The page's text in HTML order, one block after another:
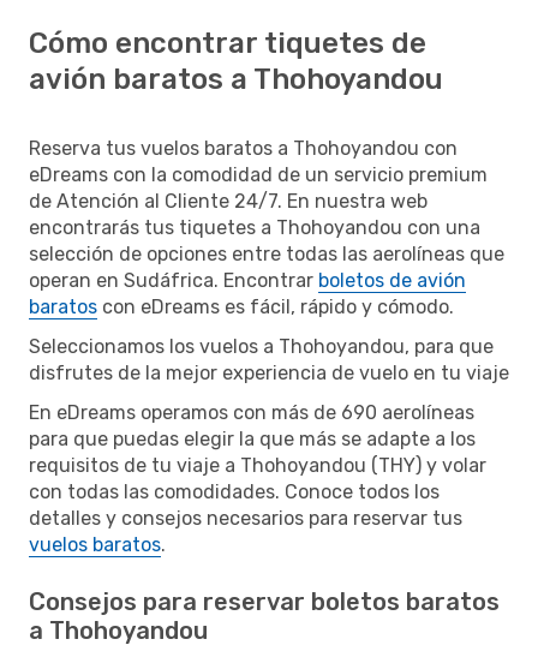
Cómo encontrar tiquetes de
avión baratos a Thohoyandou
Reserva tus vuelos baratos a Thohoyandou con
eDreams con la comodidad de un servicio premium
de Atención al Cliente 24/7. En nuestra web
encontrarás tus tiquetes a Thohoyandou con una
selección de opciones entre todas las aerolíneas que
operan en Sudáfrica. Encontrar boletos de avión
baratos con eDreams es fácil, rápido y cómodo.
Seleccionamos los vuelos a Thohoyandou, para que
disfrutes de la mejor experiencia de vuelo en tu viaje
En eDreams operamos con más de 690 aerolíneas
para que puedas elegir la que más se adapte a los
requisitos de tu viaje a Thohoyandou (THY) y volar
con todas las comodidades. Conoce todos los
detalles y consejos necesarios para reservar tus
vuelos baratos.
Consejos para reservar boletos baratos
a Thohoyandou